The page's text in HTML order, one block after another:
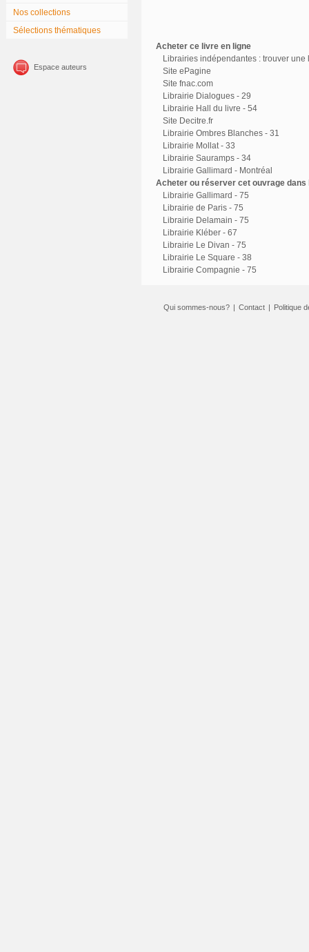
Nos collections
Sélections thématiques
Espace auteurs
Acheter ce livre en ligne
Librairies indépendantes : trouver une
Site ePagine
Site fnac.com
Librairie Dialogues - 29
Librairie Hall du livre - 54
Site Decitre.fr
Librairie Ombres Blanches - 31
Librairie Mollat - 33
Librairie Sauramps - 34
Librairie Gallimard - Montréal
Acheter ou réserver cet ouvrage
Librairie Gallimard - 75
Librairie de Paris - 75
Librairie Delamain - 75
Librairie Kléber - 67
Librairie Le Divan - 75
Librairie Le Square - 38
Librairie Compagnie - 75
Qui sommes-nous? | Contact | Politique